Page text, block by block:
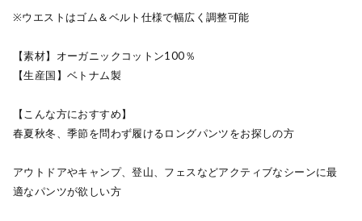
※ウエストはゴム＆ベルト仕様で幅広く調整可能
【素材】オーガニックコットン100％
【生産国】ベトナム製
【こんな方におすすめ】
春夏秋冬、季節を問わず履けるロングパンツをお探しの方
アウトドアやキャンプ、登山、フェスなどアクティブなシーンに最
適なパンツが欲しい方